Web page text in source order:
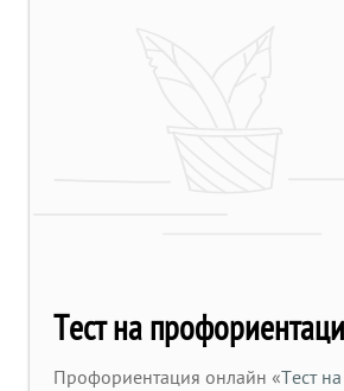
Тест на
Профориентация онлайн «Тест